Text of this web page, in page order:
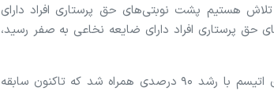
هستیم پشت نوبتی‌های حق پرستاری افراد دارای
پرستاری افراد دارای ضایعه نخاعی به صفر رسید،
وی افزود: امسال برای نخستین بار تعرفه حق پرستاری افراد دارای اتیسم با رشد ۹۰ درصدی همراه شد که تاکنون سابقه